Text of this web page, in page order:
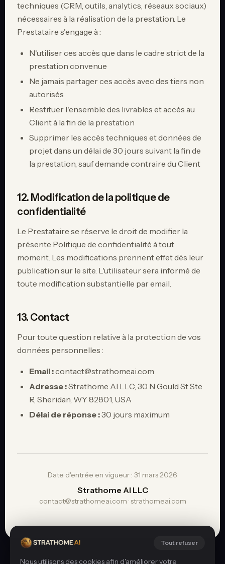
techniques (CRM, outils, analytics, réseaux sociaux)
nécessaires à la réalisation de la prestation. Le
Prestataire s'engage à :
N'utiliser ces accès que dans le cadre strict de la
prestation convenue
Ne jamais partager ces accès avec des tiers non
autorisés
Restituer l'ensemble des livrables et accès au
Client à la fin de la prestation
Supprimer les accès techniques et données de
projet dans un délai de 30 jours suivant la fin de
la prestation, sauf demande contraire du Client
12. Modification de la politique de
confidentialité
Le Prestataire se réserve le droit de modifier la
présente Politique de confidentialité à tout
moment. Les modifications prennent effet dès leur
publication sur le site. L'utilisateur sera informé de
toute modification substantielle par email.
13. Contact
Pour toute question relative à la protection de vos
données personnelles :
Email :contact@strathomeai.com
Adresse :Strathome AI LLC, 30 N Gould St Ste
R, Sheridan, WY 82801, USA
Délai de réponse :30 jours maximum
Date d'entrée en vigueur : 31 mars 2026
Strathome AI LLC
contact@strathomeai.com · strathomeai.com
Tout refuser
Nous utilisons des cookies afin d'améliorer votre